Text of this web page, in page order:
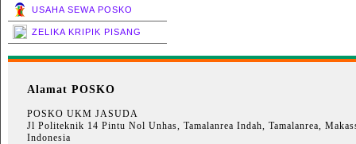
USAHA SEWA POSKO
ZELIKA KRIPIK PISANG
Alamat POSKO
POSKO UKM JASUDA
Jl Politeknik 14 Pintu Nol Unhas, Tamalanrea Indah, Tamalanrea,
Indonesia